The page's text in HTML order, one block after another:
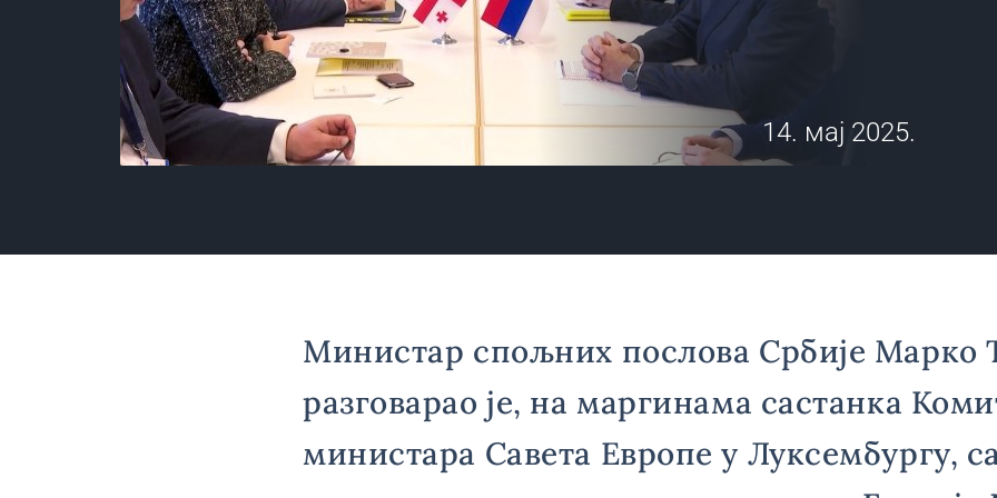
14. мај 2025.
Министар спољних послова Србије Марко
разговарао је, на маргинама састанка
министара Савета Европе у Луксембургу,